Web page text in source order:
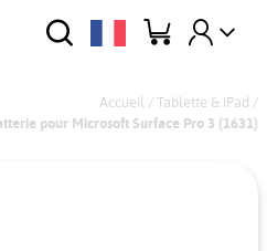
Accueil / Tablette & iPad /
pour Microsoft Surface Pro 3 (1631)